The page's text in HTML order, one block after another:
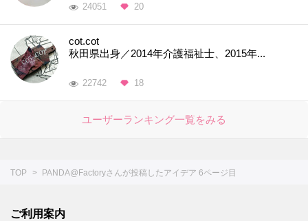
24051 20
cot.cot
秋田県出身／2014年介護福祉士、2015年...
22742 18
ユーザーランキング一覧をみる
TOP PANDA@Factoryさんが投稿したアイデア 6ページ目
ご利用案内